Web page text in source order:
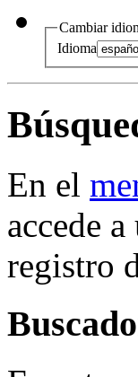
Cambiar
Idioma
En el
accede
registro